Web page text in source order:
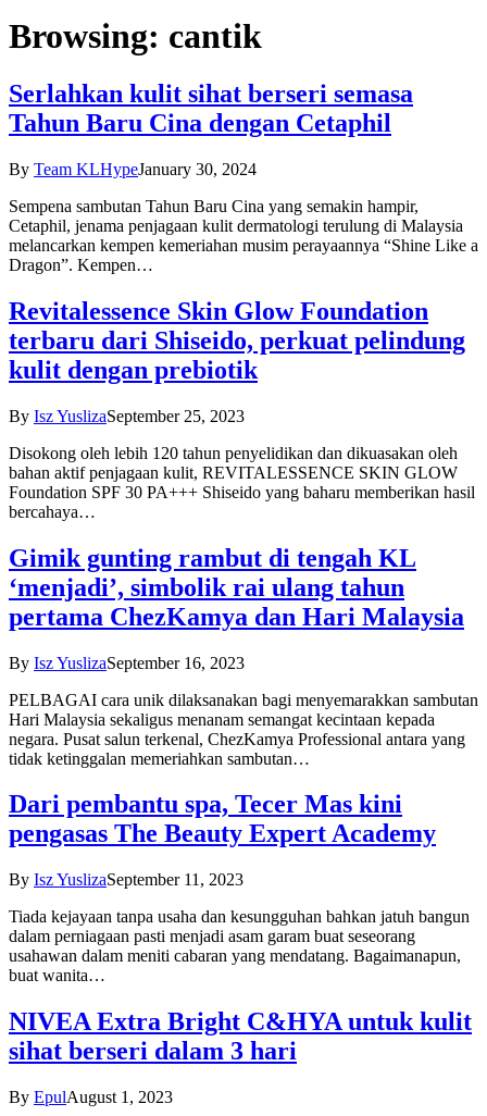
Browsing: cantik
Serlahkan kulit sihat berseri semasa
Tahun Baru Cina dengan Cetaphil
By Team KLHypeJanuary 30, 2024
Sempena sambutan Tahun Baru Cina yang semakin hampir,
Cetaphil, jenama penjagaan kulit dermatologi terulung di Malaysia
melancarkan kempen kemeriahan musim perayaannya “Shine Like a
Dragon”. Kempen…
Revitalessence Skin Glow Foundation
terbaru dari Shiseido, perkuat pelindung
kulit dengan prebiotik
By Isz YuslizaSeptember 25, 2023
Disokong oleh lebih 120 tahun penyelidikan dan dikuasakan oleh
bahan aktif penjagaan kulit, REVITALESSENCE SKIN GLOW
Foundation SPF 30 PA+++ Shiseido yang baharu memberikan hasil
bercahaya…
Gimik gunting rambut di tengah KL
‘menjadi’, simbolik rai ulang tahun
pertama ChezKamya dan Hari Malaysia
By Isz YuslizaSeptember 16, 2023
PELBAGAI cara unik dilaksanakan bagi menyemarakkan sambutan
Hari Malaysia sekaligus menanam semangat kecintaan kepada
negara. Pusat salun terkenal, ChezKamya Professional antara yang
tidak ketinggalan memeriahkan sambutan…
Dari pembantu spa, Tecer Mas kini
pengasas The Beauty Expert Academy
By Isz YuslizaSeptember 11, 2023
Tiada kejayaan tanpa usaha dan kesungguhan bahkan jatuh ba­ngun
dalam perniagaan pasti menjadi asam garam buat seseorang
usahawan dalam meniti cabaran yang mendatang. Bagaimanapun,
buat wanita…
NIVEA Extra Bright C&HYA untuk kulit
sihat berseri dalam 3 hari
By EpulAugust 1, 2023